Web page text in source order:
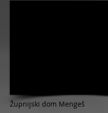
Župnijski dom Mengeš